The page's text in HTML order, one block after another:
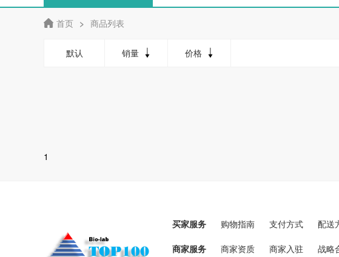
首页 > 商品列表
默认 销量 价格
1
买家服务 购物指南 支付方式 配送
商家服务 商家资质 商家入驻 战略